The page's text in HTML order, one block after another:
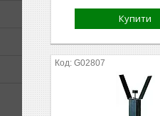
Купити
G02807